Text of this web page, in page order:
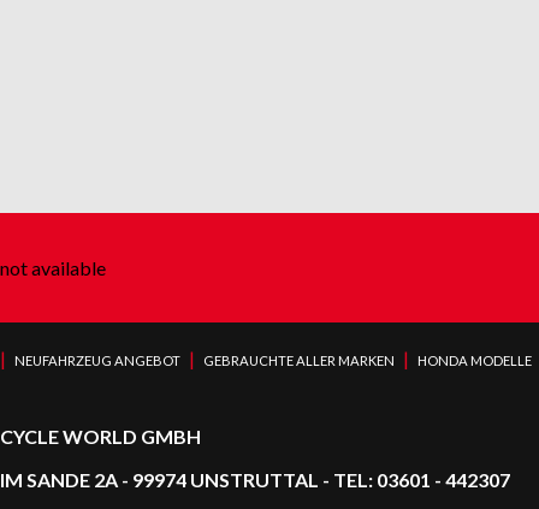
not available
| NEUFAHRZEUG ANGEBOT | GEBRAUCHTE ALLER MARKEN | HONDA MODELLE
CYCLE WORLD GMBH
IM SANDE 2A - 99974 UNSTRUTTAL - TEL: 03601 - 442307